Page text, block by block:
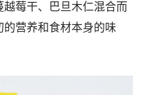
莓干、巴旦木仁混合而
营养和食材本身的味